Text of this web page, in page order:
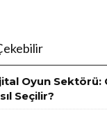
Oyun Sektörü:
Seçilir?